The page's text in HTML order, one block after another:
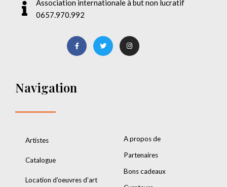
Association internationale à but non lucratif
0657.970.992
Navigation
Artistes
Catalogue
Location d’oeuvres d’art
A propos de
Partenaires
Bons cadeaux